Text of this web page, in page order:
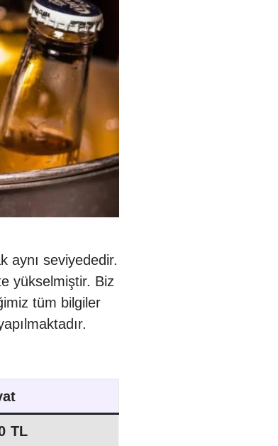
aynı seviyededir.
yükselmiştir. Biz
tüm bilgiler
TL